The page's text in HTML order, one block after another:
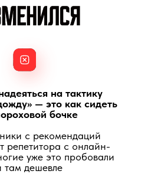
на тактику
— это как сидеть
бочке
с рекомендаций
репетитора с онлайн-
уже это пробовали
там дешевле